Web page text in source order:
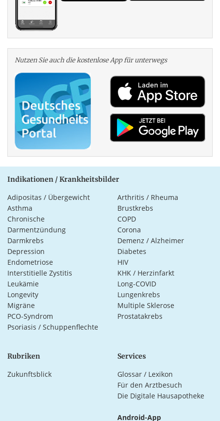
Nutzen Sie auch die kosten­lose App für unterwegs
Indikationen / Krankheitsbilder
Adipositas / Übergewicht
Arthritis / Rheuma
Asthma
Brustkrebs
Chronische
Darmentzündung
COPD
Corona
Darmkrebs
Demenz / Alzheimer
Depression
Diabetes
Endometriose
HIV
Interstitielle Zystitis
KHK / Herzinfarkt
Leukämie
Long-COVID
Longevity
Lungenkrebs
Migräne
Multiple Sklerose
PCO-Syndrom
Prostatakrebs
Psoriasis / Schuppenflechte
Rubriken
Zukunftsblick
Services
Glossar / Lexikon
Für den Arztbesuch
Die Digitale Hausapotheke
Android-App